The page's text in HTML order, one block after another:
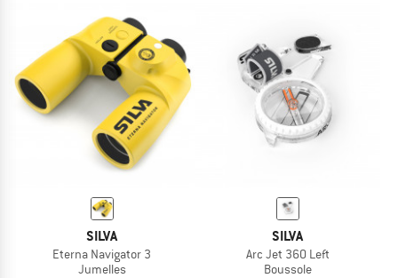
SILVA
Eterna Navigator 3
Jumelles
SILVA
Arc Jet 360 Left
Boussole